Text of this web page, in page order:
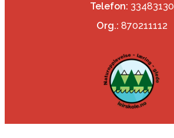
Telefon: 33483130
Org.: 870211112